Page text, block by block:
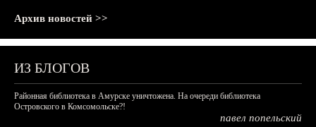
Архив новостей >>
ИЗ БЛОГОВ
Районная библиотека в Амурске уничтожена. На очереди библиотека
Островского в Комсомольске?!
павел попельский